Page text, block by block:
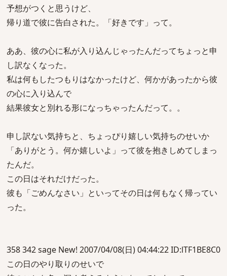
予想がつくと思うけど、
帰り道で彼に告白された。「好きです」って。
ああ、彼の心に私が入り込んじゃったんだってちょっと申
し訳なくなった。
私は何もしたつもりはなかったけど、何かがあったから彼
の心に入り込んで
結果彼女と別れる形になっちゃったんだって。。
申し訳ない気持ちと、ちょっぴり嬉しい気持ちのせいか
「ありがとう。何か嬉しいよ」って彼を抱きしめてしまっ
たんだ。
この日はそれだけだった。
彼も「ごめんなさい」といってその日は何もなく帰ってい
った。
358 342 sage New! 2007/04/08(日) 04:44:22 ID:lTF1BE8C0
この日のやり取りのせいで